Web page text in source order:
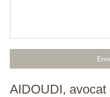
AIDOUDI,